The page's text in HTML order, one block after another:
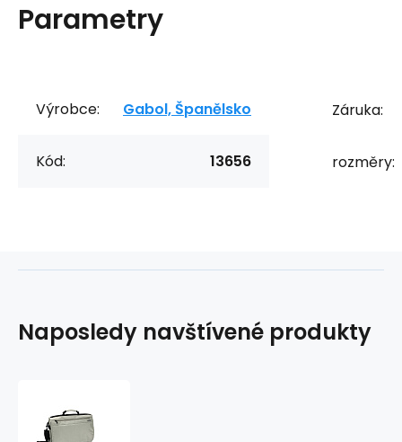
Parametry
Výrobce: Gabol, Španělsko
Kód: 13656
Záruka:
rozměry:
Naposledy navštívené produkty